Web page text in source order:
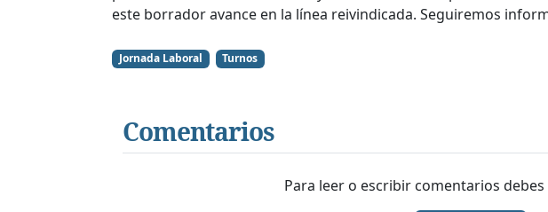
este borrador avance en la línea reivindicada. Seguiremos
Jornada Laboral Turnos
Comentarios
Para leer o escribir comentarios